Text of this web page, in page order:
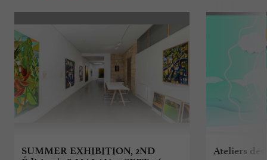
SUMMER EXHIBITION, 2ND
Ateliers des